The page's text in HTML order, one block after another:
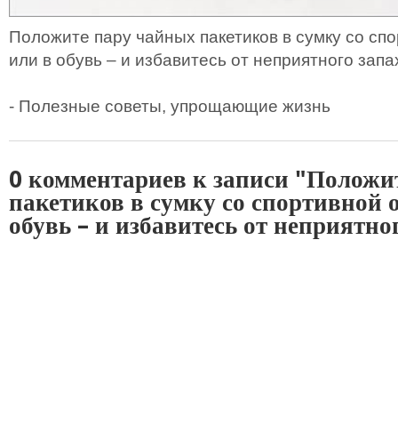
Положите пару чайных пакетиков в сумку со
или в обувь – и избавитесь от неприятного
- Полезные советы, упрощающие жизнь
0 комментариев к записи
пакетиков в сумку со спортивной
обувь – и избавитесь от